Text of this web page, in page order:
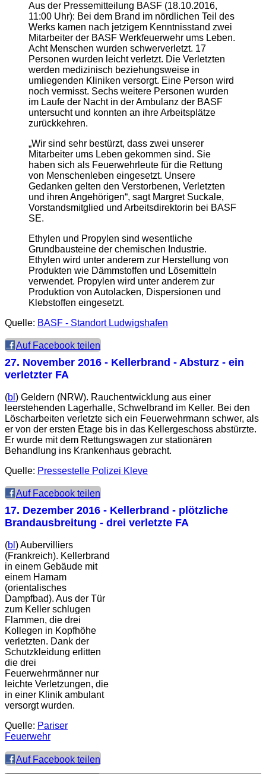
Aus der Pressemitteilung BASF (18.10.2016,
11:00 Uhr): Bei dem Brand im nördlichen Teil des
Werks kamen nach jetzigem Kenntnisstand zwei
Mitarbeiter der BASF Werkfeuerwehr ums Leben.
Acht Menschen wurden schwerverletzt. 17
Personen wurden leicht verletzt. Die Verletzten
werden medizinisch beziehungsweise in
umliegenden Kliniken versorgt. Eine Person wird
noch vermisst. Sechs weitere Personen wurden
im Laufe der Nacht in der Ambulanz der BASF
untersucht und konnten an ihre Arbeitsplätze
zurückkehren.
„Wir sind sehr bestürzt, dass zwei unserer
Mitarbeiter ums Leben gekommen sind. Sie
haben sich als Feuerwehrleute für die Rettung
von Menschenleben eingesetzt. Unsere
Gedanken gelten den Verstorbenen, Verletzten
und ihren Angehörigen“, sagt Margret Suckale,
Vorstandsmitglied und Arbeitsdirektorin bei BASF
SE.
Ethylen und Propylen sind wesentliche
Grundbausteine der chemischen Industrie.
Ethylen wird unter anderem zur Herstellung von
Produkten wie Dämmstoffen und Lösemitteln
verwendet. Propylen wird unter anderem zur
Produktion von Autolacken, Dispersionen und
Klebstoffen eingesetzt.
Quelle: BASF - Standort Ludwigshafen
Auf Facebook teilen
27. November 2016 - Kellerbrand - Absturz - ein
verletzter FA
(bl ) Geldern (NRW). Rauchentwicklung aus einer
leerstehenden Lagerhalle, Schwelbrand im Keller. Bei den
Löscharbeiten verletzte sich ein Feuerwehrmann schwer, als
er von der ersten Etage bis in das Kellergeschoss abstürzte.
Er wurde mit dem Rettungswagen zur stationären
Behandlung ins Krankenhaus gebracht.
Quelle: Pressestelle Polizei Kleve
Auf Facebook teilen
17. Dezember 2016 - Kellerbrand - plötzliche
Brandausbreitung - drei verletzte FA
(bl ) Aubervilliers
(Frankreich). Kellerbrand
in einem Gebäude mit
einem Hamam
(orientalisches
Dampfbad). Aus der Tür
zum Keller schlugen
Flammen, die drei
Kollegen in Kopfhöhe
verletzten. Dank der
Schutzkleidung erlitten
die drei
Feuerwehrmänner nur
leichte Verletzungen, die
in einer Klinik ambulant
versorgt wurden.
Quelle: Pariser
Feuerwehr
Auf Facebook teilen